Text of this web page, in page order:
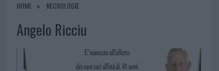
HOME NECROLOGIE
Angelo Ricciu